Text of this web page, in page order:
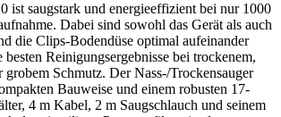
ist saugstark und energieeffizient bei nur 1000
Dabei sind sowohl das Gerät als auch
die Clips-Bodendüse optimal aufeinander
Reinigungsergebnisse bei trockenem,
grobem Schmutz. Der Nass-/Trockensauger
Bauweise und einem robusten 17-
4 m Kabel, 2 m Saugschlauch und seinem